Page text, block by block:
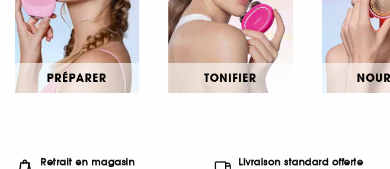
PRÉPARER TONIFIER
Retrait en magasin
Livraison standard offerte